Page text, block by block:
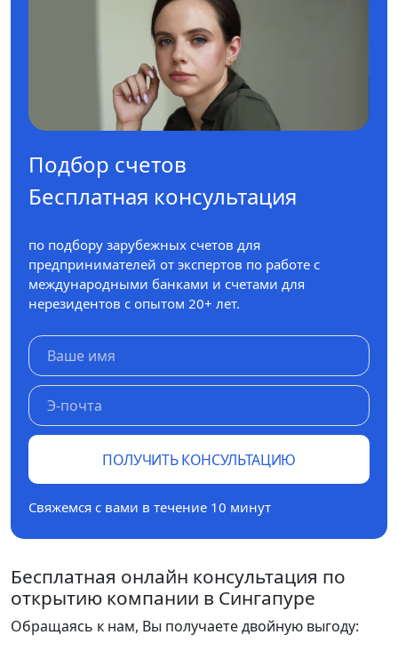
Подбор счетов
Бесплатная консультация
по подбору зарубежных счетов для
предпринимателей от экспертов по работе с
международными банками и счетами для
нерезидентов с опытом 20+ лет.
ПОЛУЧИТЬ КОНСУЛЬТАЦИЮ
Свяжемся с вами в течение 10 минут
Бесплатная онлайн консультация по
открытию компании в Сингапуре
Обращаясь к нам, Вы получаете двойную выгоду: